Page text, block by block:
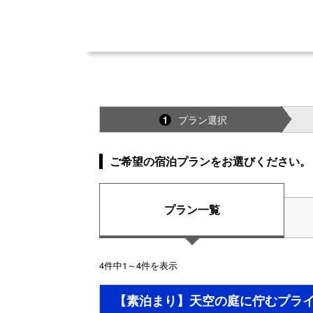
1 プラン選択
ご希望の宿泊プランをお選びください。
プラン一覧
4件中1～4件を表示
【素泊まり】天空の庭に佇むプ